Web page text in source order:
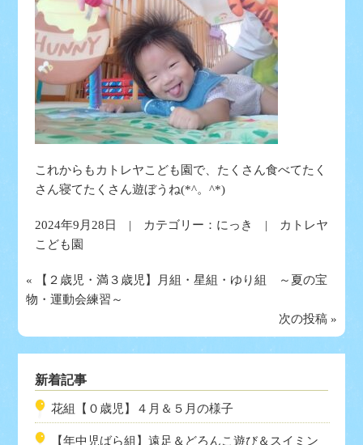
これからもカトレヤこども園で、たくさん食べてたく
さん寝てたくさん遊ぼうね(*^。^*)
2024年9月28日 | カテゴリー： にっき
| カトレヤ
こども園
«
【２歳児・満３歳児】月組・星組・ゆり組 ～夏の宝
物・運動会練習～
次の投稿»
新着記事
花組【０歳児】４月＆５月の様子
【年中児ばら組】遠足＆どろんこ遊び＆スイミン